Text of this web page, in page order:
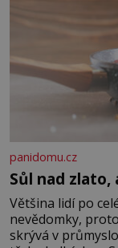
panidomu.cz
Sůl nad
Většina lidí po
nevědomky,
skrývá v